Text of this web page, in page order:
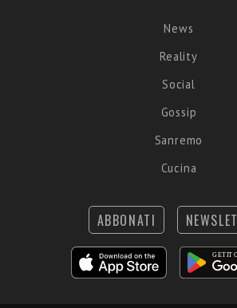
News
Reality
Social
Gossip
Sanremo
Cucina
ABBONATI